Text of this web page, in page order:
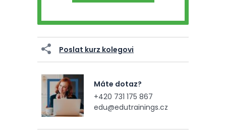
Poslat kurz kolegovi
Máte dotaz?
+420 731 175 867
edu@edutrainings.cz